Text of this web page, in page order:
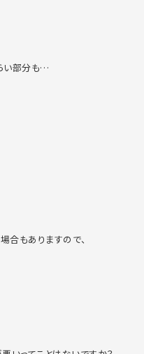
い部分も…
合もありますので、